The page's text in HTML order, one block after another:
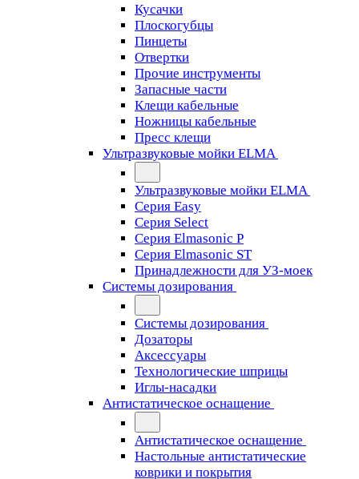
Кусачки
Плоскогубцы
Пинцеты
Отвертки
Прочие инструменты
Запасные части
Клещи кабельные
Ножницы кабельные
Пресс клещи
Ультразвуковые мойки ELMA
Ультразвуковые мойки ELMA
Серия Easy
Серия Select
Серия Elmasonic P
Серия Elmasonic ST
Принадлежности для УЗ-моек
Системы дозирования
Системы дозирования
Дозаторы
Аксессуары
Технологические шприцы
Иглы-насадки
Антистатическое оснащение
Антистатическое оснащение
Настольные антистатические
коврики и покрытия